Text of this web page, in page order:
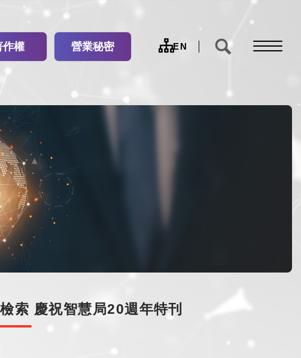
作權 營業秘密
網
EN
索 慶祝智慧局20週年特刊